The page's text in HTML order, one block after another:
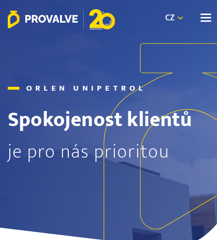
CZ
ORLEN UNIPETROL
Spokojenost klientů
je pro nás prioritou